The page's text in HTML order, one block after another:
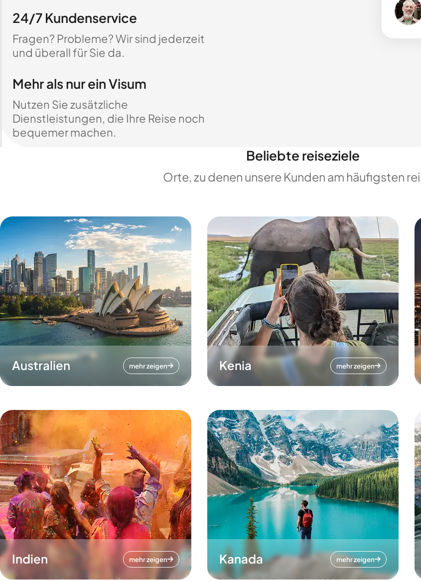
24/7 Kundenservice
Fragen? Probleme? Wir sind jederzeit
und überall für Sie da.
Mehr als nur ein Visum
Nutzen Sie zusätzliche
Dienstleistungen, die Ihre Reise noch
bequemer machen.
Beliebte reiseziele
Orte, zu denen unsere Kunden am häufigsten
Australien mehr zeigen Kenia mehr zeigen
Indien mehr zeigen Kanada mehr zeigen